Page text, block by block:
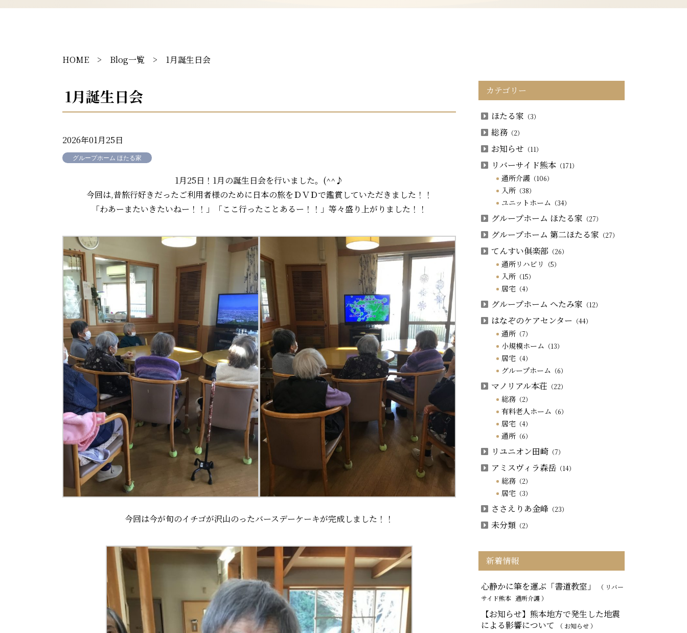
HOME > Blog一覧 > 1月誕生日会
1月誕生日会
2026年01月25日
グループホーム ほたる家
1月25日！1月の誕生日会を行いました。(^^♪
今回は,昔旅行好きだったご利用者様のために日本の旅をＤＶＤで鑑賞していただきました！！
「わあーまたいきたいねー！！」「ここ行ったことあるー！！」等々盛り上がりました！！
今回は今が旬のイチゴが沢山のったバースデーケーキが完成しました！！
カテゴリー
ほたる家 （3）
総務 （2）
お知らせ （11）
リバーサイド熊本 （171）
通所介護 （106）
入所 （38）
ユニットホーム （34）
グループホーム ほたる家 （27）
グループホーム 第二ほたる家 （27）
てんすい俱楽部 （26）
通所リハビリ （5）
入所 （15）
居宅 （4）
グループホーム へたみ家 （12）
はなぞのケアセンター （44）
通所 （7）
小規模ホーム （13）
居宅 （4）
グループホーム （6）
マノリアル本荘 （22）
総務 （2）
有料老人ホーム （6）
居宅 （4）
通所 （6）
リユニオン田崎 （7）
アミスヴィラ森岳 （14）
総務 （2）
居宅 （3）
ささえりあ金峰 （23）
未分類 （2）
新着情報
心静かに筆を運ぶ「書道教室」
（ リバー
サイド熊本 通所介護）
【お知らせ】熊本地方で発生した地震
による影響について
（ お知らせ ）